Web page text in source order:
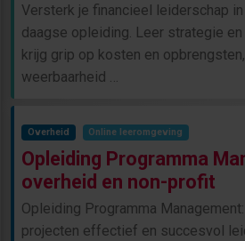
Versterk je financieel leiderschap
daagse opleiding. Leer strategie
krijg grip op kosten en
weerbaarheid …
Overheid Online leeromgeving
Opleiding Programma
overheid en non-profit
Opleiding Programma
projecten effectief en succesvol